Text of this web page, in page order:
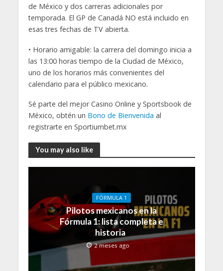
de México y dos carreras adicionales por
temporada. El GP de Canadá NO está incluido en
esas tres fechas de TV abierta.
• Horario amigable: la carrera del domingo inicia a
las 13:00 horas tiempo de la Ciudad de México,
uno de los horarios más convenientes del
calendario para el público mexicano.
Sé parte del mejor Casino Online y Sportsbook de
México, obtén un Bono de Bienvenida al
registrarte en Sportiumbet.mx
You may also like
FÓRMULA 1
Pilotos mexicanos en la
Fórmula 1: lista completa e
historia
2 meses ago